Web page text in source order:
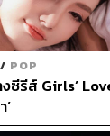
/ POP
รีส์ Girls’